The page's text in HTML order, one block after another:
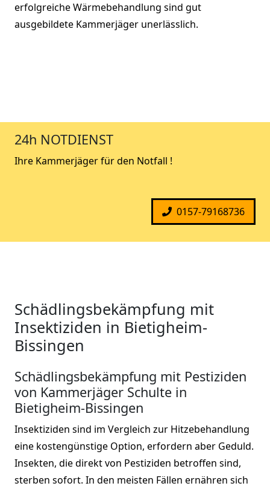
erfolgreiche Wärmebehandlung sind gut
ausgebildete Kammerjäger unerlässlich.
24h NOTDIENST
Ihre Kammerjäger für den Notfall !
0157-79168736
Schädlingsbekämpfung mit
Insektiziden in Bietigheim-
Bissingen
Schädlingsbekämpfung mit Pestiziden
von Kammerjäger Schulte in
Bietigheim-Bissingen
Insektiziden sind im Vergleich zur Hitzebehandlung
eine kostengünstige Option, erfordern aber Geduld.
Insekten, die direkt von Pestiziden betroffen sind,
sterben sofort. In den meisten Fällen ernähren sich